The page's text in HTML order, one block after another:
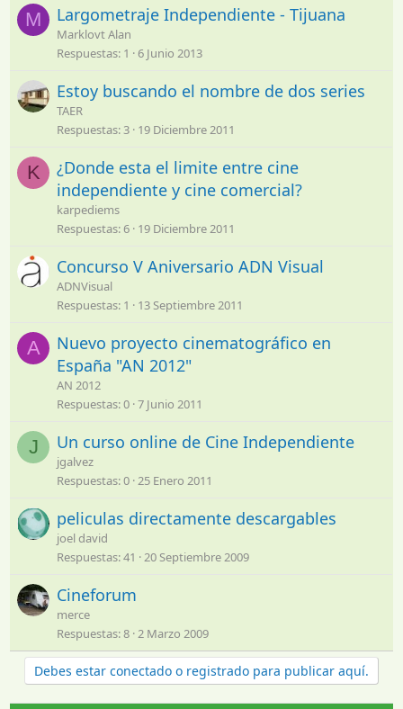
M Largometraje Independiente - Tijuana
Marklovt Alan
Respuestas 1 6 Junio 2013
Estoy buscando el nombre de dos series
TAER
Respuestas 3 19 Diciembre 2011
K
¿Donde esta el limite entre cine
independiente y cine comercial?
karpediems
Respuestas 6 19 Diciembre 2011
Concurso V Aniversario ADN Visual
ADNVisual
Respuestas 1 13 Septiembre 2011
A
Nuevo proyecto cinematográfico en
España "AN 2012"
AN 2012
Respuestas 0 7 Junio 2011
J Un curso online de Cine Independiente
jgalvez
Respuestas 0 25 Enero 2011
peliculas directamente descargables
joel david
Respuestas 41 20 Septiembre 2009
Cineforum
merce
Respuestas 8 2 Marzo 2009
Debes estar conectado o registrado para publicar aquí.